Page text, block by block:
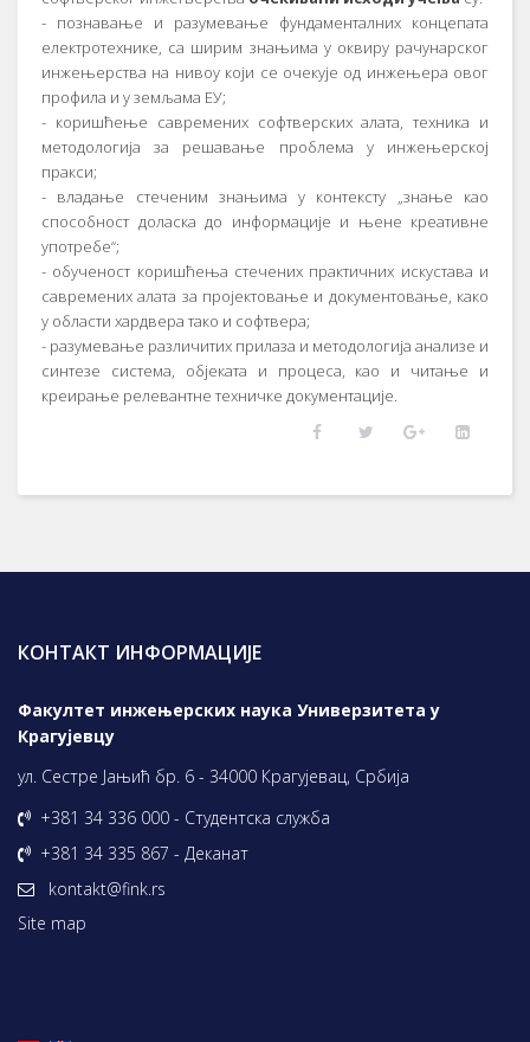
- познавање и разумевање фундаменталних концепата
електротехнике, са ширим знањима у оквиру рачунарског
инжењерства на нивоу који се очекује од инжењера овог
профила и у земљама ЕУ;
- коришћење савремених софтверских алата, техника и
методологија за решавањe проблема у инжењерској
пракси;
- владање стеченим знањима у контексту „знање као
способност доласка до информације и њене креативне
употребе“;
- обученост коришћења стечених практичних искустава и
савремених алата за пројектовање и документовање, како
у области хардвера тако и софтвера;
- разумевање различитих прилаза и методологија анализе и
синтезе система, објеката и процеса, као и читање и
креирање релевантне техничке документације.
КОНТАКТ ИНФОРМАЦИЈЕ
Факултет инжењерских наука Универзитета у
Крагујевцу
ул. Сестре Јањић бр. 6 - 34000 Крагујевац, Србија
+381 34 336 000 - Студентска служба
+381 34 335 867 - Деканат
kontakt@fink.rs
Site map